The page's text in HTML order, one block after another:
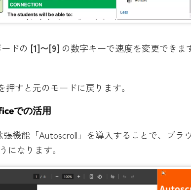
ドの [1]〜[9] の数字キーで速度を変更できま
押すと元のモードに戻ります。
での活用
張機能「Autoscroll」を導入することで、ブラ
になります。